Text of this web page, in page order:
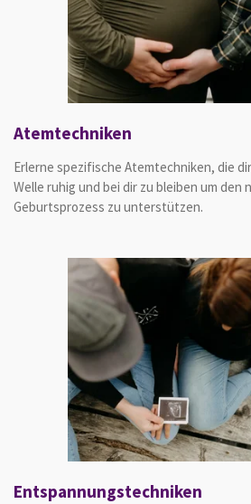
Atemtechniken
Erlerne spezifische Atemtechniken, die
Welle ruhig und bei dir zu bleiben um den
Geburtsprozess zu unterstützen.
Entspannungstechniken